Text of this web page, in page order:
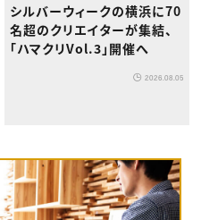
シルバーウィークの横浜に70
名超のクリエイターが集結、
「ハマクリVol.3」開催へ
2026.08.05